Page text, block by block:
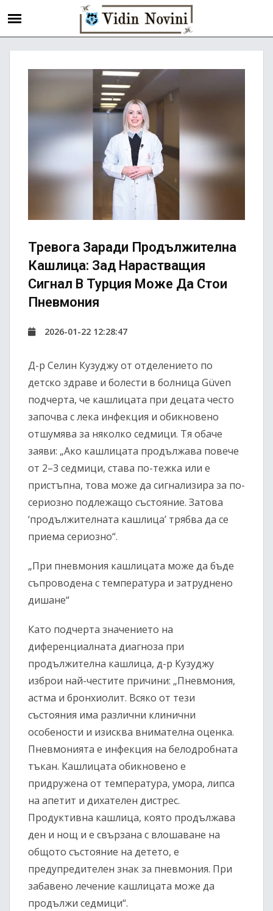
Тревога Заради Продължителна
Кашлица: Зад Нарастващия
Сигнал В Турция Може Да Стои
Пневмония
2026-01-22 12:28:47
Д-р Селин Кузуджу от отделението по
детско здраве и болести в болница Güven
подчерта, че кашлицата при децата често
започва с лека инфекция и обикновено
отшумява за няколко седмици. Тя обаче
заяви: „Ако кашлицата продължава повече
от 2–3 седмици, става по-тежка или е
пристъпна, това може да сигнализира за по-
сериозно подлежащо състояние. Затова
‘продължителната кашлица’ трябва да се
приема сериозно“.
„При пневмония кашлицата може да бъде
съпроводена с температура и затруднено
дишане“
Като подчерта значението на
диференциалната диагноза при
продължителна кашлица, д-р Кузуджу
изброи най-честите причини: „Пневмония,
астма и бронхиолит. Всяко от тези
състояния има различни клинични
особености и изисква внимателна оценка.
Пневмонията е инфекция на белодробната
тъкан. Кашлицата обикновено е
придружена от температура, умора, липса
на апетит и дихателен дистрес.
Продуктивна кашлица, която продължава
ден и нощ и е свързана с влошаване на
общото състояние на детето, е
предупредителен знак за пневмония. При
забавено лечение кашлицата може да
продължи седмици“.